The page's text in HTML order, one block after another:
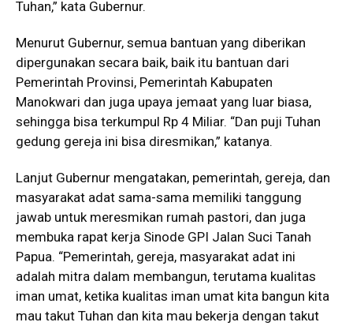
Tuhan,” kata Gubernur.
Menurut Gubernur, semua bantuan yang diberikan
dipergunakan secara baik, baik itu bantuan dari
Pemerintah Provinsi, Pemerintah Kabupaten
Manokwari dan juga upaya jemaat yang luar biasa,
sehingga bisa terkumpul Rp 4 Miliar. “Dan puji Tuhan
gedung gereja ini bisa diresmikan,” katanya.
Lanjut Gubernur mengatakan, pemerintah, gereja, dan
masyarakat adat sama-sama memiliki tanggung
jawab untuk meresmikan rumah pastori, dan juga
membuka rapat kerja Sinode GPI Jalan Suci Tanah
Papua. “Pemerintah, gereja, masyarakat adat ini
adalah mitra dalam membangun, terutama kualitas
iman umat, ketika kualitas iman umat kita bangun kita
mau takut Tuhan dan kita mau bekerja dengan takut